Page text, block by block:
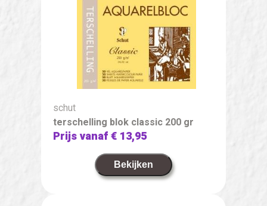
schut
terschelling blok classic 200 gr
Prijs vanaf€ 13,95
Bekijken